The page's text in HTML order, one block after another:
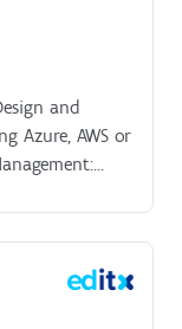
and
Azure, AWS or